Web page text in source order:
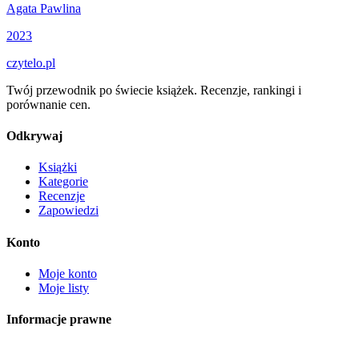
Agata Pawlina
2023
czytelo.pl
Twój przewodnik po świecie książek. Recenzje, rankingi i
porównanie cen.
Odkrywaj
Książki
Kategorie
Recenzje
Zapowiedzi
Konto
Moje konto
Moje listy
Informacje prawne